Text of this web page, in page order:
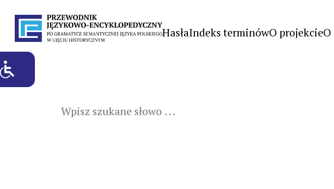
HasłaIndeks terminówO projekcie